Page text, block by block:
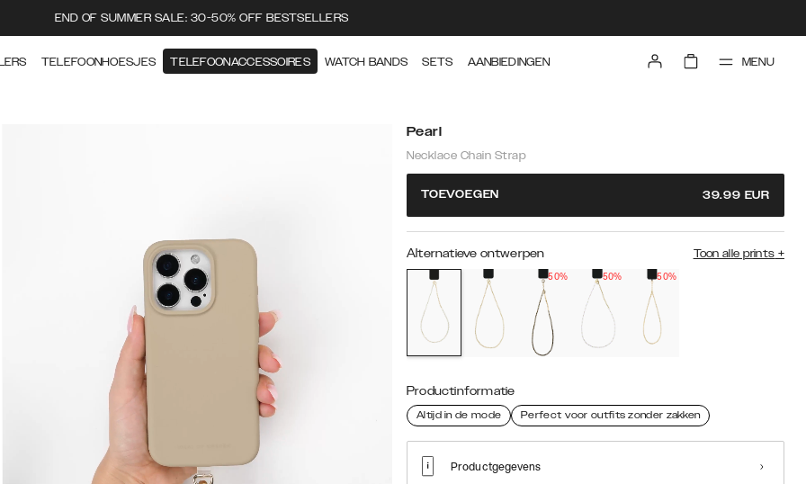
END OF SUMMER SALE: 30-50% OFF BESTSELLERS
TELEFOONHOESJES TELEFOONACCESSOIRES WATCH BANDS SETS AANBIEDINGEN MENU
Pearl
Necklace Chain Strap
TOEVOEGEN 39.99 EUR
Alternatieve ontwerpen Toon alle prints +
50%
50% 50%
Productinformatie
Altijd in de mode Perfect voor outfits zonder zakken
Productgegevens